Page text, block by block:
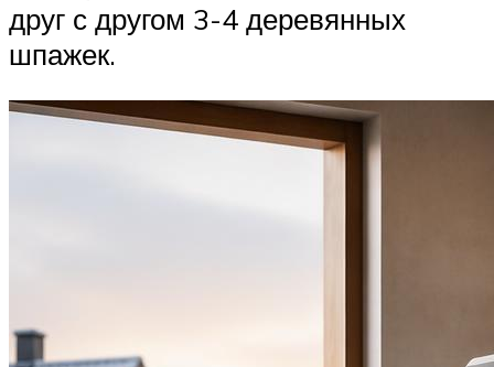
друг с другом 3-4 деревянных
шпажек.